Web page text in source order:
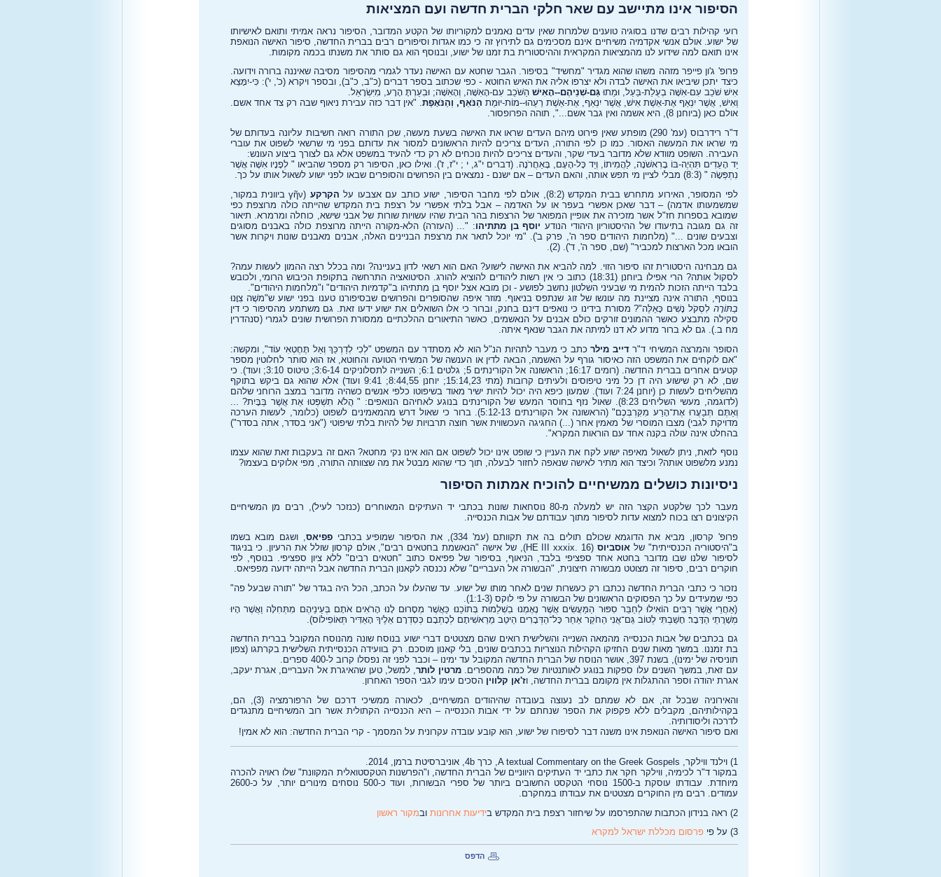
הסיפור אינו מתיישב עם שאר חלקי הברית חדשה ועם המציאות
רועי קהילות רבים שדנו בסוגיה טוענים שלמרות שאין עדים נאמנים למקוריותו של הקטע המדובר, הסיפור נראה אמיתי ותואם לאישיותו
של ישוע. אולם אנשי אקדמיה משיחיים אינם מסכימים גם לתירוץ זה כי כמו אגדות וסיפורים רבים בברית החדשה, סיפור האישה הנואפת
אינו תואם למה שידוע לנו מהמציאות המקראית וההיסטורית בת זמנו של ישוע, ובנוסף הוא גם סותר את משנתו בכמה מקומות.
פרופ' ג'ון פייפר מזהה משהו שהוא מגדיר "מחשיד" בסיפור. הגבר שחטא עם האישה נעדר לגמרי מהסיפור מסיבה שאיננה ברורה וידועה.
כיצד יתכן שיביאו את האישה לבדה ולא יצרפו אליה את האיש החוטא - כפי שכתוב בספר דברים (כ"ב, כ"ב), ובספר ויקרא (כ', י'): כִּי-יִמָּצֵא
אִישׁ שֹׁכֵב עִם-אִשָּׁה בְעֻלַת-בַּעַל, וּמֵתוּגַּם-שְׁנֵיהֶם--הָאִישׁהַשֹּׁכֵב עִם-הָאִשָּׁה, וְהָאִשָּׁה; וּבִעַרְתָּ הָרָע, מִיִּשְׂרָאֵל.
וְאִישׁ, אֲשֶׁר יִנְאַף אֶת-אֵשֶׁת אִישׁ, אֲשֶׁר יִנְאַף, אֶת-אֵשֶׁת רֵעֵהוּ--מוֹת-יוּמַת הַנֹּאֵף, וְהַנֹּאָפֶת. "אין דבר כזה עבירת ניאוף שבה רק צד אחד אשם.
אולם כאן (ביוחנן 8), היא אשמה ואין גבר אשם...", תוהה הפרופסור.
ד"ר רידרבוס (עמ' 290) מופתע שאין פירוט מיהם העדים שראו את האישה בשעת מעשה, שכן התורה רואה חשיבות עליונה בעדותם של
מי שראו את המעשה האסור. כמו כן לפי התורה, העדים צריכים להיות הראשונים למסור את עדותם בפני מי שרשאי לשפוט את עוברי
העבירה. השופט מוודא שלא מדובר בעדי שקר, והעדים צריכים להיות נוכחים לא רק כדי להעיד במשפט אלא גם לצורך ביצוע העונש:
יַד הָעֵדִים תִּהְיֶה-בּוֹ בָרִאשֹׁנָה, לַהֲמִיתוֹ, וְיַד כָּל-הָעָם, בָּאַחֲרֹנָה. (דברים י"ג, י ; י"ז, ז'). ואילו כאן, הסיפור רק מספר שהביאו " לְפָנָיו אִשָּׁה אֲשֶׁר
נִתְפְּשָׂה " (8:3) מבלי לציין מי תפש אותה, והאם העדים – אם ישנם - נמצאים בין הפרושים והסופרים שבאו לפני ישוע לשאול אותו על כך.
לפי המסופר, האירוע מתחרש בבית המקדש (8:2), אולם לפי מחבר הסיפור, ישוע כותב עם אצבעו על
הקרקע
(γῆν ביוונית במקור,
שמשמעותו אדמה) – דבר שאכן אפשרי בעפר או על האדמה – אבל בלתי אפשרי על רצפת בית המקדש שהייתה כולה מרוצפת כפי
שמובא בספרות חז"ל אשר מזכירה את אופיין המפואר של הרצפות בהר הבית שהיו עשויות שורות של אבני שישא, כוחלה ומרמרא. תיאור
זה גם מגובה בתיעודו של ההיסטוריון היהודי הנודע יוסף בן מתתיהו: "... (העזרה) הלא-מקורה הייתה מרוצפת כולה באבנים מסוגים
וצבעים שונים ..." (מלחמות היהודים ספר ה', פרק ב'). "מי יוכל לתאר את מרצפת הבניינים האלה, אבנים מאבנים שונות ויקרות אשר
הובאו מכל הארצות למכביר" (שם, ספר ה', ד'). (2).
גם מבחינה היסטורית זהו סיפור הזוי. למה להביא את האישה לישוע? האם הוא רשאי לדון בעניינה? ומה בכלל רצה ההמון לעשות עמה?
לסקול אותה? הרי אפילו ביוחנן (18:31) כתוב כי אין רשות ליהודים להוציא להורג. הסיטואציה התרחשה בתקופת הכיבוש הרומי, ולכובש
בלבד הייתה הזכות להמית מי שבעיני השלטון נחשב לפושע - וכן מובא אצל יוסף בן מתתיהו ב"קדמיות היהודים" ו"מלחמות היהודים".
בנוסף, התורה אינה מציינת מה עונשו של זוג שנתפס בניאוף. מוזר איפה שהסופרים והפרושים שבסיפורנו טענו בפני ישוע ש"משֶׁה צִוָּנוּ
בַתּוֹרָהלִסְקֹל נָשִׁים כָּאֵלֶּה"? מסורת בידינו כי נואפים דינם בחנק, וברור כי אלו השואלים את ישוע ידעו זאת. גם משתמע מהסיפור כי דין
סקילה מתבצע כאשר ההמונים זורקים כולם אבנים על הנאשמים, כאשר התיאורים ההלכתיים ממסורת הפרושית שונים לגמרי (סנהדרין
מח ב.). גם לא ברור מדוע לא דנו למיתה את הגבר שנאף איתה.
הסופר והמרצה המשיחי ד"רדייב מילר כתב כי מעבר לתהיות הנ"ל הוא לא מסתדר עם המשפט "לְכִי לְדַרְכֵּךְ וְאַל תֶּחֶטְאִי עוֹד", ומקשה:
"אם לוקחים את המשפט הזה כאיסור גורף על האשמה, הבאה לדין או הענשה של המשיחי הטועה והחוטא, אז הוא סותר לחלוטין מספר
קטעים אחרים בברית החדשה. (רומים 16:17; הראשונה אל הקורינתים 5; גלטים 6:1; השנייה לתסלוניקים 3:6-14; טיטוס 3:10; ועוד). כי
שם, לא רק שישוע היה דן כל מיני טיפוסים ולעיתים קרובות (מתי 15:14,23; יוחנן 8:44,55; 9:41 ועוד) אלא שהוא גם ביקש בתוקף
מהשליחים לעשות כן (יוחנן 7:24 ועוד). שמעון כיפא היה יכול להיות ישיר מאוד בשיפוטו כלפי אנשים כשהיה מדובר במצב הרוחני שלהם
(לדוגמה, מעשי השליחים 8:23). שאול נזף בחוסר המעש של הקורינתים בנוגע לאחיהם הנואפים: " הֲלֹא תִשְׁפְּטוּ אֵת אֲשֶׁר בַּבָּיִת? ...
וְאַתֶּם תְּבַעֲרוּ אֶת־הָרַע מִקִּרְבְּכֶם" (הראשונה אל הקורינתים 5:12-13). ברור כי שאול דרש מהמאמינים לשפוט (כלומר, לעשות הערכה
מדויקת לגבי) מצבו המוסרי של מאמין אחר (...) החגיגה העכשווית אשר חוצה תרבויות של להיות בלתי שיפוטי ("אני בסדר, אתה בסדר")
בהחלט אינה עולה בקנה אחד עם הוראות המקרא".
נוסף לזאת, ניתן לשאול מאיפה ישוע לקח את העניין כי שופט אינו יכול לשפוט אם הוא אינו נקי מחטא? האם זה בעקבות זאת שהוא עצמו
נמנע מלשפוט אותה? וכיצד הוא מתיר לאישה שנאפה לחזור לבעלה, תוך כדי שהוא מבטל את מה שצוותה התורה, מפי אלוקים בעצמו?
ניסיונות כושלים ממשיחיים להוכיח אמתות הסיפור
מעבר לכך שלקטע הקצר הזה יש למעלה מ-80 נוסחאות שונות בכתבי יד העתיקים המאוחרים (כנזכר לעיל), רבים מן המשיחיים
הקיצונים רצו בכוח למצוא עדות לסיפור מתוך עבודתם של אבות הכנסייה.
פרופ' קרסון, מביא את הדוגמא שכולם תולים בה את תקוותם (עמ' 334), את הסיפור שמופיע בכתבי
פפיאס , ושגם מובא בשמו
ב"היסטוריה הכנסייתית" שלאוסביוס
(HE III xxxix. 16), של אישה "הנאשמת בחטאים רבים", אולם קרסון שולל את הרעיון. כי בניגוד
לסיפור שלנו שבו מדובר בחטא אחד ספציפי בלבד, הניאוף, בסיפור של פפיאס כתוב "חטאים רבים" ללא ציון ספציפי. בנוסף, לפי
חוקרים רבים, סיפור זה מצוטט מבשורה חיצונית, "הבשורה אל העבריים" שלא נכנסה לקאנון הברית החדשה אבל הייתה ידועה מפפיאס.
נזכור כי כתבי הברית החדשה נכתבו רק כעשרות שנים לאחר מותו של ישוע. עד שהעלו על הכתב, הכל היה בגדר של "תורה שבעל פה"
כפי שמעידים על כך הפסוקים הראשונים של הבשורה על פי לוקס (1:1-3).
(אַחֲרֵי אֲשֶׁר רַבִּים הוֹאִילוּ לְחַבֵּר סִפּוּר הַמַּעֲשִׂים אֲשֶׁר נֶאֶמְנוּ בִשְׁלֵמוּת בְּתוֹכֵנוּ׃ כַּאֲשֶׁר מְסָרוּם לָנוּ הָרֹאִים אֹתָם בְּעֵינֵיהֶם מִתְּחִלָּה וַאֲשֶׁר הָיוּ
מְשָׁרֲתֵי הַדָּבָר׃ חָשַׁבְתִּי לְטוֹב גַּם־אֲנִי הַחֹקֵר אַחַר כָּל־הַדְּבָרִים הֵיטֵב מֵרֵאשִׁיתָם לְכָתְבָם כְּסִדְרָם אֵלֶיךָ הָאַדִּיר תְּאוֹפִילוֹס).
גם בכתבים של אבות הכנסייה מהמאה השנייה והשלישית רואים שהם מצטטים דברי ישוע בנוסח שונה מהנוסח המקובל בברית החדשה
בת זמננו. במשך מאות שנים החזיקו הקהילות הנוצריות בכתבים שונים, בלי קאנון מוסכם. רק בוועידה הכנסייתית השלישית בקרתגו (צפון
תוניסיה של ימינו), בשנת 397, אושר הנוסח של הברית החדשה המקובל עד ימינו – וכבר לפני זה נפסלו קרוב ל-400 ספרים.
עם זאת, במשך השנים עלו ספקות בנוגע לאותנטיות של כמה מהספרים.מרטין לותר, למשל, טען שהאיגרת אל העבריים, אגרת יעקב,
אגרת יהודה וספר ההתגלות אין מקומם בברית החדשה, וז'אן קלוויןהסכים עימו לגבי הספר האחרון.
והאירוניה שבכל זה, אם לא שמתם לב נעוצה בעובדה שהיהודים המשיחיים, לכאורה ממשיכי דרכם של הרפורמציה (3), הם,
בקהילותיהם, מקבלים ללא פקפוק את הספר שנחתם על ידי אבות הכנסייה – היא הכנסייה הקתולית אשר רוב המשיחיים מתנגדים
לדרכה וליסודותיה.
ואם סיפור האישה הנואפת אינו משנה דבר לסיפורו של ישוע, הוא קובע עובדה עקרונית על המסמך - קרי הברית החדשה: הוא לא אמין!
1) וילנד ווילקר, A textual Commentary on the Greek Gospels, כרך 4b, אוניברסיטת ברמן, 2014.
במקור ד"ר לכימיה, ווילקר חקר את כתבי יד העתיקים היווניים של הברית החדשה, ו"הפרשנות הטקסטואלית המקוונת" שלו ראויה להכרה
מיוחדת. עבודתו עוסקת ב-1500 נוסחי הטקסט החשובים ביותר של ספרי הבשורות, ועוד כ-500 נוסחים מינורים יותר, על כ-2600
עמודים. רבים מין החוקרים מצטטים את עבודתו במחקרם.
2) ראה בנידון הכתבות שהתפרסמו על שיחזור רצפת בית המקדש ב
ידיעות אחרונותובמקור ראשון
3) על פי
פרסום מכללת ישראל למקרא
הדפס